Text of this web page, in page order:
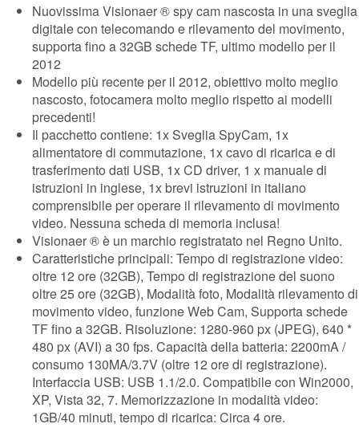
Nuovissima Visionaer ® spy cam nascosta in una sveglia
digitale con telecomando e rilevamento del movimento,
supporta fino a 32GB schede TF, ultimo modello per il
2012
Modello più recente per il 2012, obiettivo molto meglio
nascosto, fotocamera molto meglio rispetto ai modelli
precedenti!
Il pacchetto contiene: 1x Sveglia SpyCam, 1x
alimentatore di commutazione, 1x cavo di ricarica e di
trasferimento dati USB, 1x CD driver, 1 x manuale di
istruzioni in inglese, 1x brevi istruzioni in italiano
comprensibile per operare il rilevamento di movimento
video. Nessuna scheda di memoria inclusa!
Visionaer ® è un marchio registratato nel Regno Unito.
Caratteristiche principali: Tempo di registrazione video:
oltre 12 ore (32GB), Tempo di registrazione del suono
oltre 25 ore (32GB), Modalità foto, Modalità rilevamento di
movimento video, funzione Web Cam, Supporta schede
TF fino a 32GB. Risoluzione: 1280-960 px (JPEG), 640 *
480 px (AVI) a 30 fps. Capacità della batteria: 2200mA /
consumo 130MA/3.7V (oltre 12 ore di registrazione).
Interfaccia USB: USB 1.1/2.0. Compatibile con Win2000,
XP, Vista 32, 7. Memorizzazione in modalità video:
1GB/40 minuti, tempo di ricarica: Circa 4 ore.